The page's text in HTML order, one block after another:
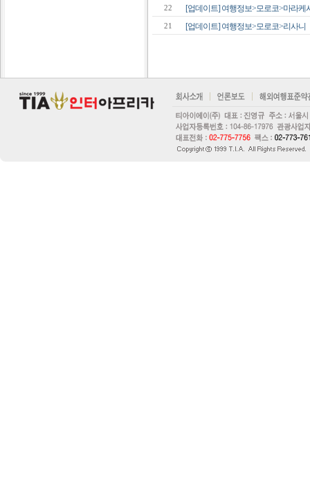
22 [업데이트] 여행정보>모로코>마라케
21 [업데이트] 여행정보>모로코>리사니